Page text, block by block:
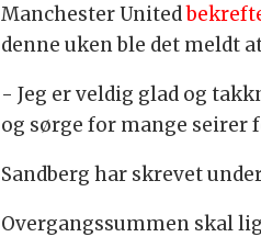
Manchester United
denne uken ble det meldt
- Jeg er veldig glad og
og sørge for mange seirer
Sandberg har skrevet
Overgangssummen skal